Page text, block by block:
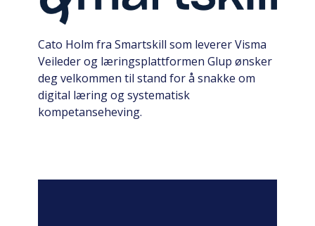
Cato Holm fra Smartskill som leverer Visma
Veileder og læringsplattformen Glup ønsker
deg velkommen til stand for å snakke om
digital læring og systematisk
kompetanseheving.